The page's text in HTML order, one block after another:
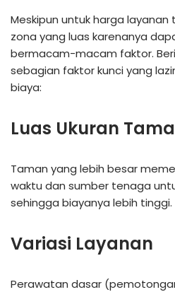
Meskipun untuk harga
zona yang luas karenanya
bermacam-macam faktor.
sebagian faktor kunci yang
biaya:
Luas Ukuran
Taman yang lebih besar
waktu dan sumber tenaga
sehingga biayanya lebih tinggi.
Variasi Layanan
Perawatan dasar